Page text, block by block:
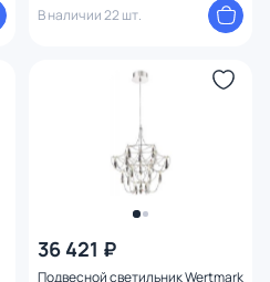
В наличии 22 шт.
36 421 ₽
Подвесной светильник Wertmark